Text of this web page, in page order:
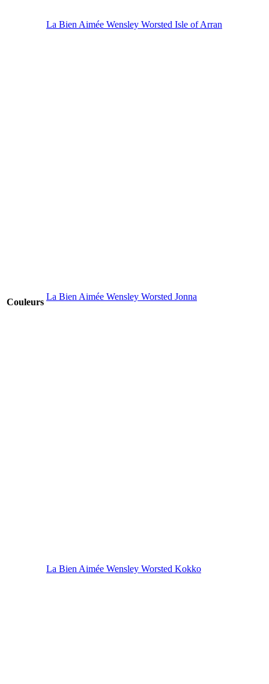
Couleurs
La Bien Aimée Wensley Worsted Isle of Arran
La Bien Aimée Wensley Worsted Jonna
La Bien Aimée Wensley Worsted Kokko